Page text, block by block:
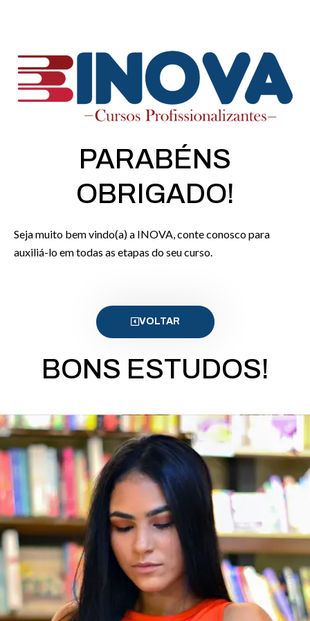
PARABÉNS
OBRIGADO!
Seja muito bem vindo(a) a INOVA, conte conosco para
auxiliá-lo em todas as etapas do seu curso.
VOLTAR
BONS ESTUDOS!